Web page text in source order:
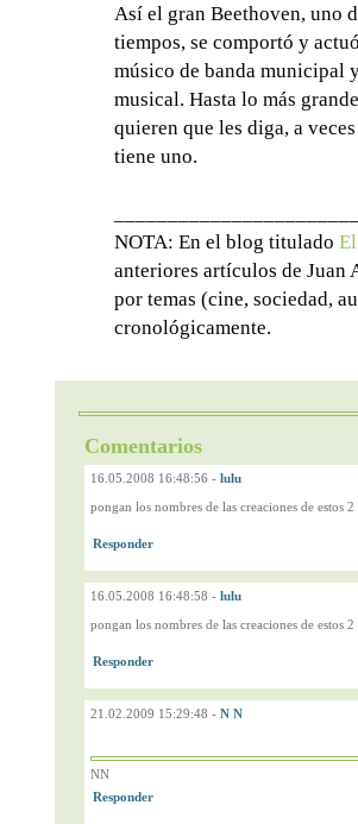
Así el gran Beethoven, uno
tiempos, se comportó y
músico de banda municipal
musical. Hasta lo más
quieren que les diga, a
tiene uno.
NOTA: En el blog titulado
anteriores artículos de Juan
por temas (cine, sociedad,
cronológicamente.
Comentarios
16.05.2008 16:48:56 - lulu
pongan los nombres de las creaciones de estos
16.05.2008 16:48:58 - lulu
pongan los nombres de las creaciones de estos
21.02.2009 15:29:48 - N N
NN